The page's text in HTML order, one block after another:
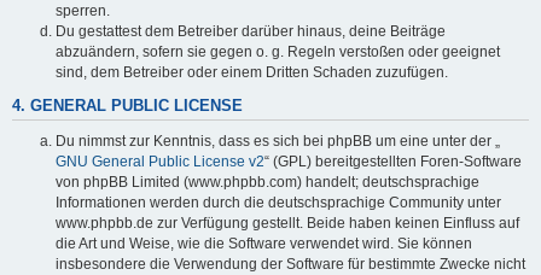
sperren.
Du gestattest dem Betreiber darüber hinaus, deine Beiträge
abzuändern, sofern sie gegen o. g. Regeln verstoßen oder geeignet
sind, dem Betreiber oder einem Dritten Schaden zuzufügen.
4. GENERAL PUBLIC LICENSE
Du nimmst zur Kenntnis, dass es sich bei phpBB um eine unter der „
GNU General Public License v2“ (GPL) bereitgestellten Foren-Software
von phpBB Limited (www.phpbb.com) handelt; deutschsprachige
Informationen werden durch die deutschsprachige Community unter
www.phpbb.de zur Verfügung gestellt. Beide haben keinen Einfluss auf
die Art und Weise, wie die Software verwendet wird. Sie können
insbesondere die Verwendung der Software für bestimmte Zwecke nicht